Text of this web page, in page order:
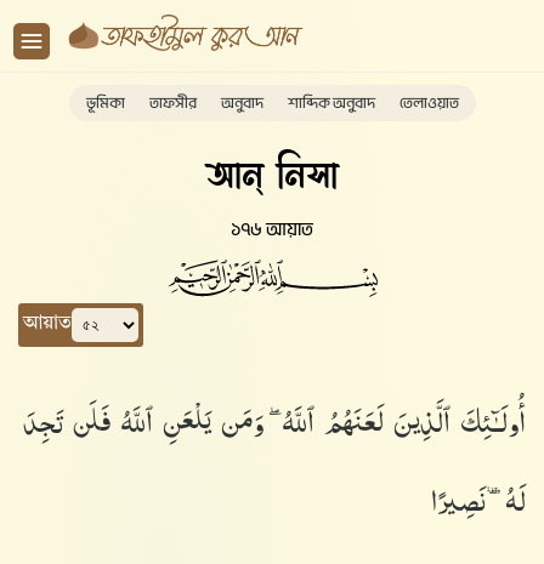
ভূমিকা তাফসীর অনুবাদ শাব্দিক অনুবাদ তেলাওয়াত
আন্ নিসা
১৭৬ আয়াত
আয়াত
أُو۟لَـٰٓئِكَ ٱلَّذِينَ لَعَنَهُمُ ٱللَّهُ ۖ وَمَن يَلْعَنِ ٱللَّهُ فَلَن تَجِدَ
لَهُۥ نَصِيرًا